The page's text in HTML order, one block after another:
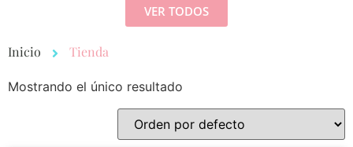
Inicio Tienda
Mostrando el único resultado
VER TODOS